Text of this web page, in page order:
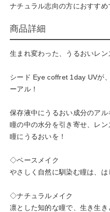
ナチュラル志向の方におすすめ
商品詳細
生まれ変わった、うるおいレン
シード Eye coffret 1day UVが
ーアル！
保存液中にうるおい成分のアル
瞳の中の水分を引き寄せ、レン
瞳にうるおいを！
◇ベースメイク
やさしく自然に馴染む瞳は、は
◇ナチュラルメイク
凛とした知的な瞳で、生き生き